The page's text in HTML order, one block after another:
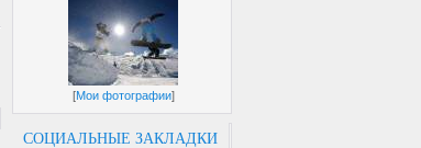
[Мои фотографии]
СОЦИАЛЬНЫЕ ЗАКЛАДКИ